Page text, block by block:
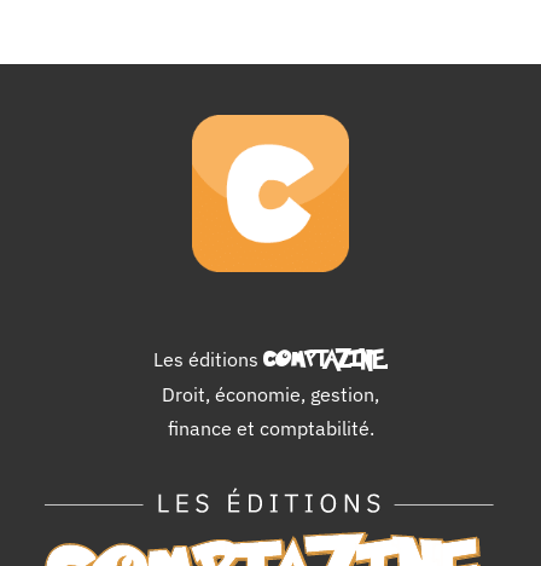
Les éditions COMPTAZINE.
Droit, économie, gestion,
finance et comptabilité.